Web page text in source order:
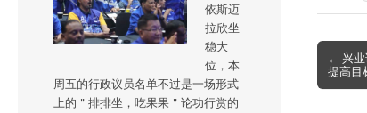
Post
← 兴业
提高目
依斯迈
拉欣坐
稳大
位，本
周五的行政议员名单不过是一场形式
上的＂排排坐，吃果果＂论功行赏的